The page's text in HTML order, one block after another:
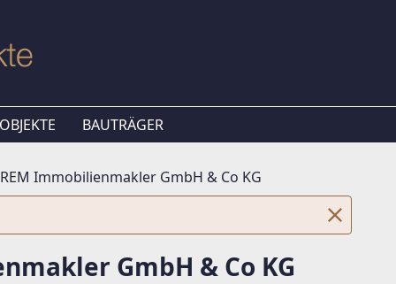
BAUTRÄGER
REM Immobilienmakler GmbH & Co KG
GmbH & Co KG